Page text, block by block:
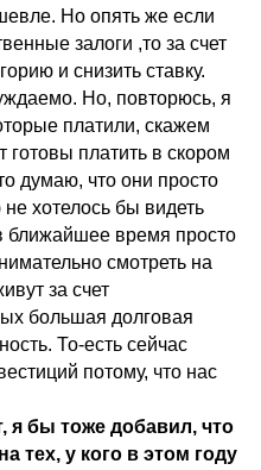
Но опять же если
залоги ,то за счет
и снизить ставку.
Но, повторюсь, я
платили, скажем
готовы платить в скором
думаю, что они просто
хотелось бы видеть
ближайшее время просто
смотреть на
за счет
большая долговая
То-есть сейчас
потому, что нас
я бы тоже добавил, что
тех, у кого в этом году